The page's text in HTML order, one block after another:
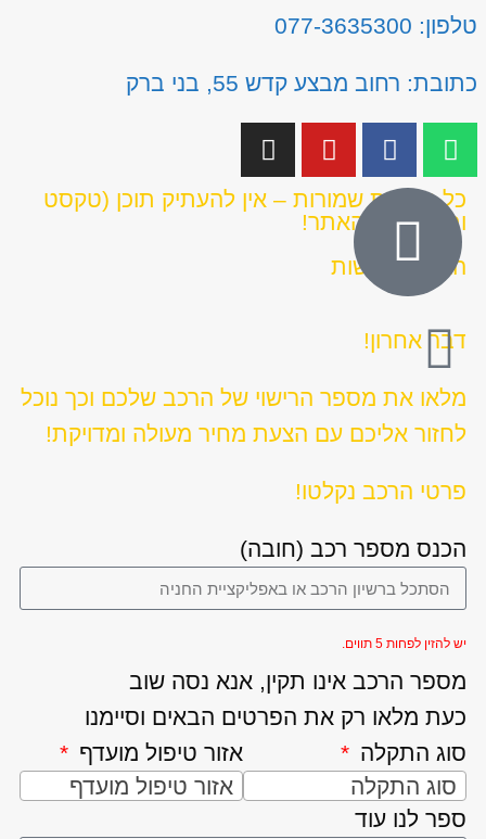
טלפון: 077-3635300
כתובת: רחוב מבצע קדש 55, בני ברק
כל הזכויות שמורות – אין להעתיק תוכן (טקסט
ותמונות) מהאתר!
הצהרת נגישות
דבר אחרון!
מלאו את מספר הרישוי של הרכב שלכם וכך נוכל
לחזור אליכם עם הצעת מחיר מעולה ומדויקת!
פרטי הרכב נקלטו!
הכנס מספר רכב (חובה)
יש להזין לפחות 5 תווים.
מספר הרכב אינו תקין, אנא נסה שוב
כעת מלאו רק את הפרטים הבאים וסיימנו
סוג התקלה
סוג התקלה
אזור טיפול מועדף
אזור טיפול מועדף
ספר לנו עוד